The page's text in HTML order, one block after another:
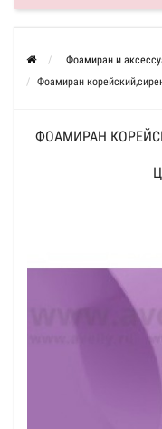
Фоамиран и
Фоамиран
ФОАМИРАН